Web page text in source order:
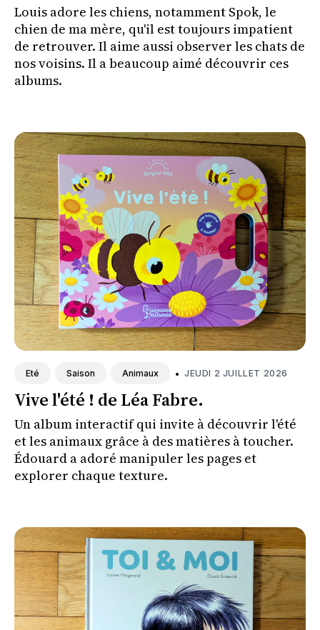
Louis adore les chiens, notamment Spok, le
chien de ma mère, qu'il est toujours impatient
de retrouver. Il aime aussi observer les chats de
nos voisins. Il a beaucoup aimé découvrir ces
albums.
Eté Saison Animaux • JEUDI 2 JUILLET 2026
Vive l'été ! de Léa Fabre.
Un album interactif qui invite à découvrir l'été
et les animaux grâce à des matières à toucher.
Édouard a adoré manipuler les pages et
explorer chaque texture.